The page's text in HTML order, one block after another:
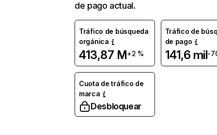
de pago actual.
Tráfico de búsqueda
orgánica
413,87 M+2 %
Tráfico de
de pago
141,6 mil-
Cuota de tráfico de
marca
Desbloquear